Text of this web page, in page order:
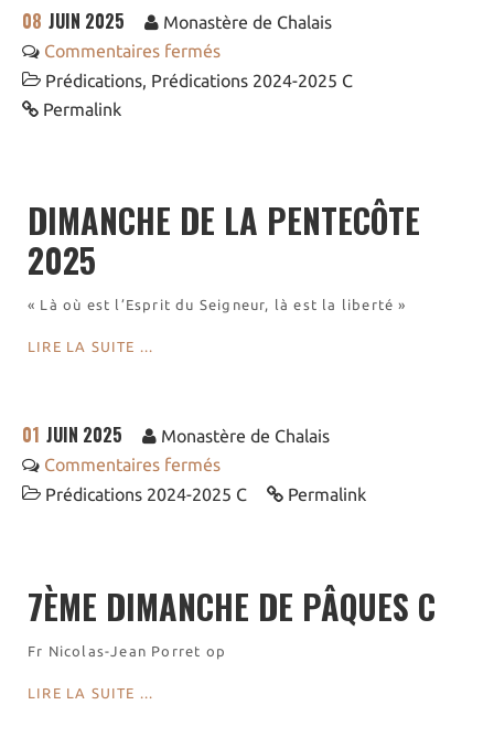
Biscuiterie St Dominique
Nos ingrédients
08 JUIN 2025
Monastère de Chalais
Commentaires fermés
Prédications, Prédications 2024-2025 C
Permalink
DIMANCHE DE LA PENTECÔTE
2025
« Là où est l’Esprit du Seigneur, là est la liberté »
LIRE LA SUITE ...
01 JUIN 2025
Monastère de Chalais
Commentaires fermés
Prédications 2024-2025 C
Permalink
7ÈME DIMANCHE DE PÂQUES C
Fr Nicolas-Jean Porret op
LIRE LA SUITE ...